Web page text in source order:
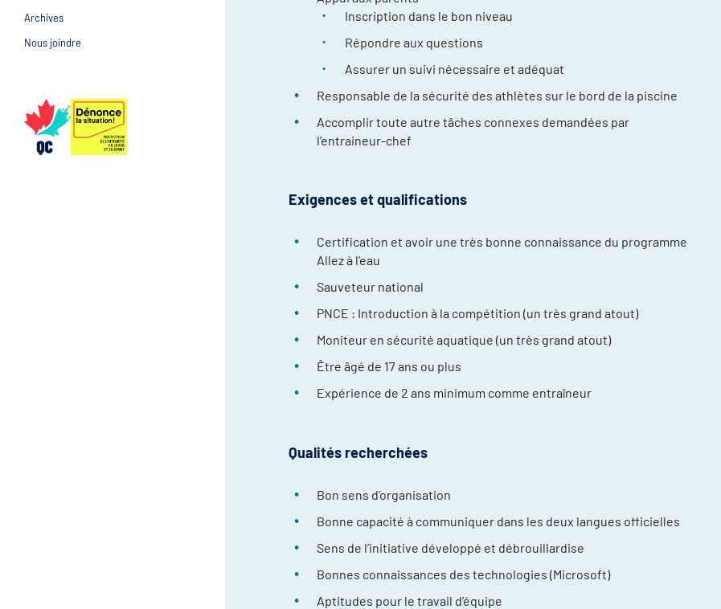
Gestion et gouvernance
Prévention et suivi des blessures
Archives
Nous joindre
Inscription dans le bon niveau
Répondre aux questions
Assurer un suivi nécessaire et adéquat
Responsable de la sécurité des athlètes sur le bord de la piscine
Accomplir toute autre tâches connexes demandées par
l’entraineur-chef
Exigences et qualifications
Certification et avoir une très bonne connaissance du programme
Allez à l’eau
Sauveteur national
PNCE : Introduction à la compétition (un très grand atout)
Moniteur en sécurité aquatique (un très grand atout)
Être âgé de 17 ans ou plus
Expérience de 2 ans minimum comme entraîneur
Qualités recherchées
Bon sens d’organisation
Bonne capacité à communiquer dans les deux langues officielles
Sens de l’initiative développé et débrouillardise
Bonnes connaissances des technologies (Microsoft)
Aptitudes pour le travail d’équipe